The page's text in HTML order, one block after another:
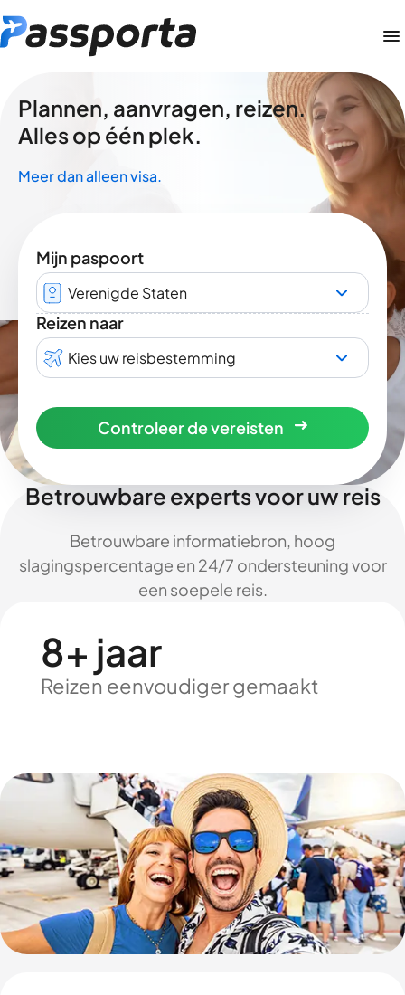
Plannen, aanvragen, reizen.
Alles op één plek.
Meer dan alleen visa.
Mijn paspoort
Verenigde Staten
Reizen naar
Kies uw reisbestemming
Controleer de vereisten
Betrouwbare experts voor uw reis
Betrouwbare informatiebron, hoog
slagingspercentage en 24/7 ondersteuning voor
een soepele reis.
8+ jaar
Reizen eenvoudiger gemaakt